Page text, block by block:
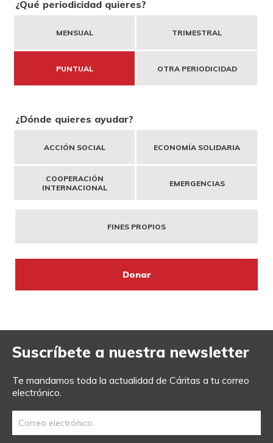
ACCESO PARA USUARIOS
COOPERACIÓN INTERNACIONAL
EMERGENCIAS
CAMPAÑAS
PUBLICACIONES
HAZTE VOLUNTARIO
EMPRESAS AMIGAS
NECESITAS APOYO
CANAL DE DENUNCIA
DONA
¿Qué periodicidad quieres?
MENSUAL TRIMESTRAL
PUNTUAL OTRA PERIODICIDAD
¿Dónde quieres ayudar?
ACCIÓN SOCIAL ECONOMÍA SOLIDARIA
COOPERACIÓN
INTERNACIONAL
EMERGENCIAS
FINES PROPIOS
Suscríbete a nuestra newsletter
Te mandamos toda la actualidad de Cáritas a tu correo
electrónico.